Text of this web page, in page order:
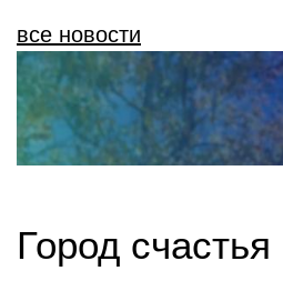
все новости
Город счастья